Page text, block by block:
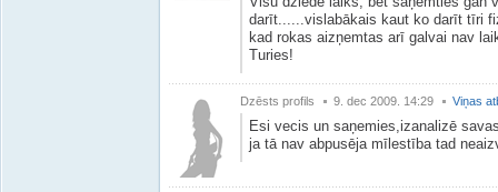
darīt......vislabākais kaut ko darīt tīri
kad rokas aizņemtas arī galvai nav
Turies!
Dzēsts profils 9. dec 2009. 14:29 Viņas
Esi vecis un saņemies,izanalizē
ja tā nav abpusēja mīlestība tad